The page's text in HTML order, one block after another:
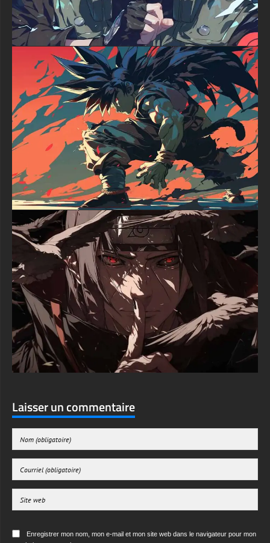
La résonance émotionnelle de cette image est indéniable et
puissante. Elle capture ce moment charnière de transformation
où Luffy transcende ses limites, incarnant les thèmes de la
détermination, de la liberté et de la volonté de protéger ceux
qu'il aime. Chaque coup d'œil à votre écran vous rappellera le
voyage légendaire du capitaine au chapeau de paille vers sa
destinée de Roi des Pirates.
Ne manquez pas votre chance de posséder ce incroyable fond
d'écran Luffy Gear 5 complètement gratuitement. Cliquez sur le
bouton de téléchargement maintenant pour transformer votre
ordinateur de bureau ou appareil mobile avec l'un des fonds
d'écran anime les plus puissants disponibles. Rejoignez des
millions de fans de One Piece qui ont déjà amélioré leurs
écrans avec ce magnifique chef-d'œuvre en 4K.
textures-3d-gratuiteshd.com
Laisser un commentaire
Enregistrer mon nom, mon e-mail et mon site web dans le navigateur pour mon
prochain commentaire.